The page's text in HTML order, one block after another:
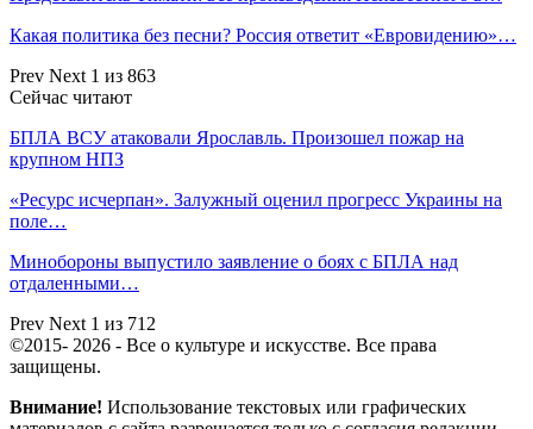
Какая политика без песни? Россия ответит «Евровидению»…
Prev Next 1 из 863
Сейчас читают
БПЛА ВСУ атаковали Ярославль. Произошел пожар на
крупном НПЗ
«Ресурс исчерпан». Залужный оценил прогресс Украины на
поле…
Минобороны выпустило заявление о боях с БПЛА над
отдаленными…
Prev Next 1 из 712
©2015- 2026 - Все о культуре и искусстве. Все права
защищены.
Внимание! Использование текстовых или графических